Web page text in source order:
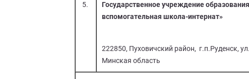
5.
Государственное учреждение
вспомогательная школа-интернат»
222850, Пуховичский район, г.п.Руденск,
Минская область